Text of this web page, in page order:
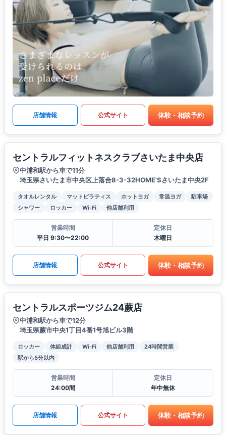
店舗情報 公式サイト 体験・相談予約
セントラルフィットネスクラブさいたま中央店
中浦和駅から車で11分
埼玉県さいたま市中央区上落合8-3-32HOME'Sさいたま中央2F
タオルレンタル マットピラティス ホットヨガ 常温ヨガ
駐車場
シャワー
ロッカー Wi-Fi 他店舗利用
営業時間
平日 9:30〜22:00
定休日
木曜日
店舗情報 公式サイト 体験・相談予約
セントラルスポーツジム24蕨店
中浦和駅から車で12分
埼玉県蕨市中央1丁目4番1号旭ビル3階
ロッカー 体組成計 Wi-Fi 他店舗利用
24時間営業
駅から5分以内
営業時間
24:00間
定休日
年中無休
店舗情報 公式サイト 体験・相談予約